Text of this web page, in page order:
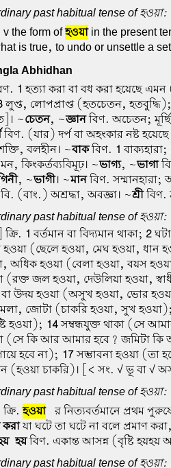
past habitual tense of হওয়া:
the form ofহওয়াin the present
is true, to undo or unsettle a
Abhidhan
1 হত্যা করা বা বধ করা হয়েছে
লুপ্ত, লোপপ্রাপ্ত (হতচেতন, হতবুদ্ধি);
~চেতন, ~জ্ঞানবিণ. অচেতন;
বিণ. (যার) দর্প বা অহংকার নষ্ট
বলহীন। ~বাকবিণ. 1 বাক্যহারা;
কিংকর্তব্যবিমূঢ়। ~ভাগ্য, ~ভাগা
, ~ভাগী। ~মানবিণ. সম্মানহারা;
(বাং.) অশ্রদ্ধা, অবজ্ঞা। ~শ্রীবিণ.
past habitual tense of হওয়া:
1 বর্তমান বা বিদ্যমান থাকা; 2
হওয়া (ছেলে হওয়া, মেঘ হওয়া, ধান
অধিক হওয়া (বেলা হওয়া, বয়স
(রক্ত জল হওয়া, দেউলিয়া হওয়া,
উদয় হওয়া (অসুখ হওয়া, ভোর
জোটা (চাকরি হওয়া, সুখ হওয়া);
হওয়া); 14সম্বন্ধযুক্ত থাকা (সে
(সে কি আর আমার হবে? জমিটা কি
হবে না); 17সম্ভাবনা হওয়া (তা
(হওয়া চাকরি)। [< সং. √ ভূ বা √
past habitual tense of হওয়া:
] ক্রি.হওয়া-র নিত্যবর্তমানে প্রথম
যা ঘটে তা ঘটে না বলে প্রমাণ
হয়বিণ. একান্ত আসন্ন (বৃষ্টি হয়হয়
past habitual tense of হওয়া: